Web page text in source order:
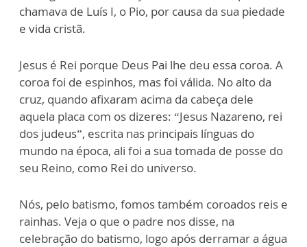
chamava de Luís I, o Pio, por causa da sua piedade
e vida cristã.
Jesus é Rei porque Deus Pai lhe deu essa coroa. A
coroa foi de espinhos, mas foi válida. No alto da
cruz, quando afixaram acima da cabeça dele
aquela placa com os dizeres: “Jesus Nazareno, rei
dos judeus”, escrita nas principais línguas do
mundo na época, ali foi a sua tomada de posse do
seu Reino, como Rei do universo.
Nós, pelo batismo, fomos também coroados reis e
rainhas. Veja o que o padre nos disse, na
celebração do batismo, logo após derramar a água